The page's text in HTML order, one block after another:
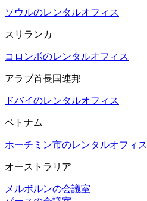
ソウルのレンタルオフィス
スリランカ
コロンボのレンタルオフィス
アラブ首長国連邦
ドバイのレンタルオフィス
ベトナム
ホーチミン市のレンタルオフィス
オーストラリア
メルボルンの会議室